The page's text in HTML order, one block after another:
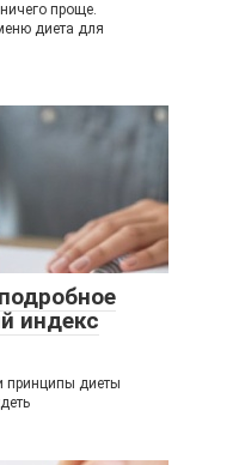
проще.
диета для
индекс
принципы диеты